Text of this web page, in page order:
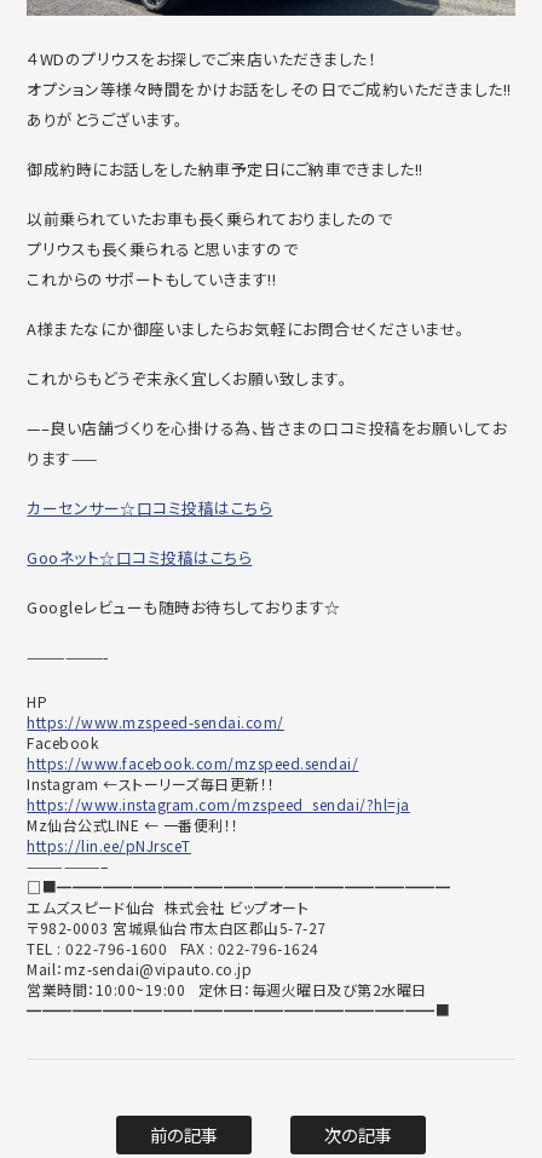
４WDのプリウスをお探しでご来店いただきました！
オプション等様々時間をかけお話をしその日でご成約いただきました!!
ありがとうございます。
御成約時にお話しをした納車予定日にご納車できました!!
以前乗られていたお車も長く乗られておりましたので
プリウスも長く乗られると思いますので
これからのサポートもしていきます!!
A様またなにか御座いましたらお気軽にお問合せくださいませ。
これからもどうぞ末永く宜しくお願い致します。
—–良い店舗づくりを心掛ける為、皆さまの口コミ投稿をお願いしてお
ります——
カーセンサー☆口コミ投稿はこちら
Gooネット☆口コミ投稿はこちら
Googleレビューも随時お待ちしております☆
——————-
HP
https://www.mzspeed-sendai.com/
Facebook
https://www.facebook.com/mzspeed.sendai/
Instagram ←ストーリーズ毎日更新！！
https://www.instagram.com/mzspeed_sendai/?hl=ja
Mz仙台公式LINE ← 一番便利！！
https://lin.ee/pNJrsceT
——————–
□■━━━━━━━━━━━━━━━━━━━━━━━━━━
エムズスピード仙台 株式会社 ビップオート
〒982-0003 宮城県仙台市太白区郡山5-7-27
TEL : 022-796-1600 FAX : 022-796-1624
Mail：mz-sendai@vipauto.co.jp
営業時間：10:00~19:00 定休日：毎週火曜日及び第2水曜日
━━━━━━━━━━━━━━━━━━━━━━━━━━━■
前の記事 次の記事